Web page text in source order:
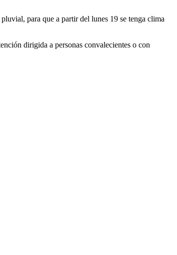
para que a partir del lunes 19 se tenga clima
dirigida a personas convalecientes o con